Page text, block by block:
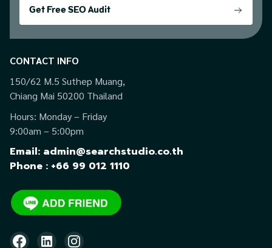
Get Free SEO Audit
CONTACT INFO
150/62 M.5 Suthep Muang,
Chiang Mai 50200 Thailand
Hours: Monday – Friday
9:00am – 5:00pm
Email: admin@searchstudio.co.th
Phone : +66 99 012 1110